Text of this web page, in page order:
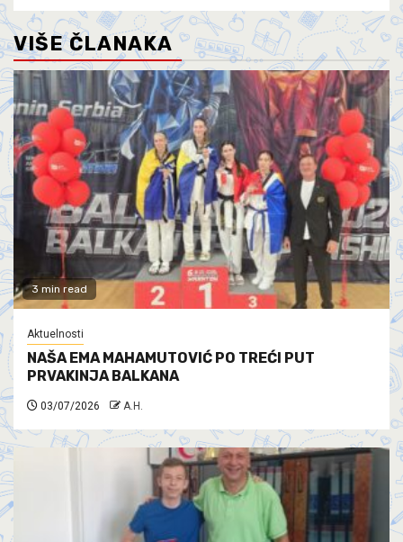
VIŠE ČLANAKA
3 min read
Aktuelnosti
NAŠA EMA MAHAMUTOVIĆ PO TREĆI PUT
PRVAKINJA BALKANA
03/07/2026 A.H.